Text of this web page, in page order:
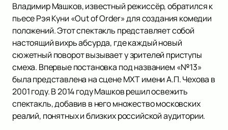
Владимир Машков, известный режиссёр, обратился к
пьесе Рэя Куни «Out of Order» для создания комедии
положений. Этот спектакль представляет собой
настоящий вихрь абсурда, где каждый новый
сюжетный поворот вызывает у зрителей приступы
смеха. Впервые постановка под названием «№13»
была представлена на сцене МХТ имени А.П. Чехова в
2001 году. В 2014 году Машков решил освежить
спектакль, добавив в него множество московских
реалий, понятных и близких российской аудитории.